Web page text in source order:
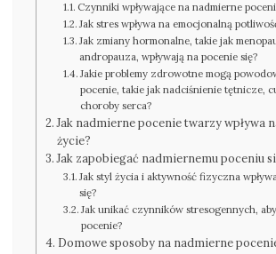
Czynniki wpływające na nadmierne
Jak stres wpływa na emocjonalną
Jak zmiany hormonalne, takie jak
andropauza, wpływają na pocenie się?
Jakie problemy zdrowotne mogą
pocenie, takie jak nadciśnienie tętnicze,
choroby serca?
Jak nadmierne pocenie twarzy wpływa
życie?
Jak zapobiegać nadmiernemu poceniu
Jak styl życia i aktywność fizyczna
się?
Jak unikać czynników stresogennych,
pocenie?
Domowe sposoby na nadmierne